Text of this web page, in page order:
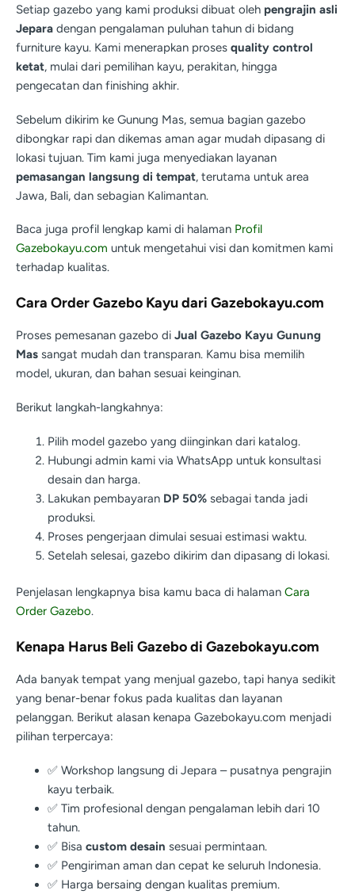
Setiap gazebo yang kami produksi dibuat oleh pengrajin asli
Jepara dengan pengalaman puluhan tahun di bidang
furniture kayu. Kami menerapkan proses quality control
ketat, mulai dari pemilihan kayu, perakitan, hingga
pengecatan dan finishing akhir.
Sebelum dikirim ke Gunung Mas, semua bagian gazebo
dibongkar rapi dan dikemas aman agar mudah dipasang di
lokasi tujuan. Tim kami juga menyediakan layanan
pemasangan langsung di tempat, terutama untuk area
Jawa, Bali, dan sebagian Kalimantan.
Baca juga profil lengkap kami di halaman Profil
Gazebokayu.com untuk mengetahui visi dan komitmen kami
terhadap kualitas.
Cara Order Gazebo Kayu dari Gazebokayu.com
Proses pemesanan gazebo di Jual Gazebo Kayu Gunung
Mas sangat mudah dan transparan. Kamu bisa memilih
model, ukuran, dan bahan sesuai keinginan.
Berikut langkah-langkahnya:
Pilih model gazebo yang diinginkan dari katalog.
Hubungi admin kami via WhatsApp untuk konsultasi
desain dan harga.
Lakukan pembayaran DP 50% sebagai tanda jadi
produksi.
Proses pengerjaan dimulai sesuai estimasi waktu.
Setelah selesai, gazebo dikirim dan dipasang di lokasi.
Penjelasan lengkapnya bisa kamu baca di halaman Cara
Order Gazebo.
Kenapa Harus Beli Gazebo di Gazebokayu.com
Ada banyak tempat yang menjual gazebo, tapi hanya sedikit
yang benar-benar fokus pada kualitas dan layanan
pelanggan. Berikut alasan kenapa Gazebokayu.com menjadi
pilihan terpercaya:
✅ Workshop langsung di Jepara – pusatnya pengrajin
kayu terbaik.
✅ Tim profesional dengan pengalaman lebih dari 10
tahun.
✅ Bisa custom desain sesuai permintaan.
✅ Pengiriman aman dan cepat ke seluruh Indonesia.
✅ Harga bersaing dengan kualitas premium.